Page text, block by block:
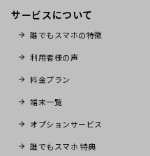
サービスについて
誰でもスマホの特徴
利用者様の声
料金プラン
端末一覧
オプションサービス
誰でもスマホ 特典